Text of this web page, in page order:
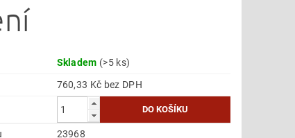
Skladem (>5 ks)
760,33 Kč bez DPH
23968